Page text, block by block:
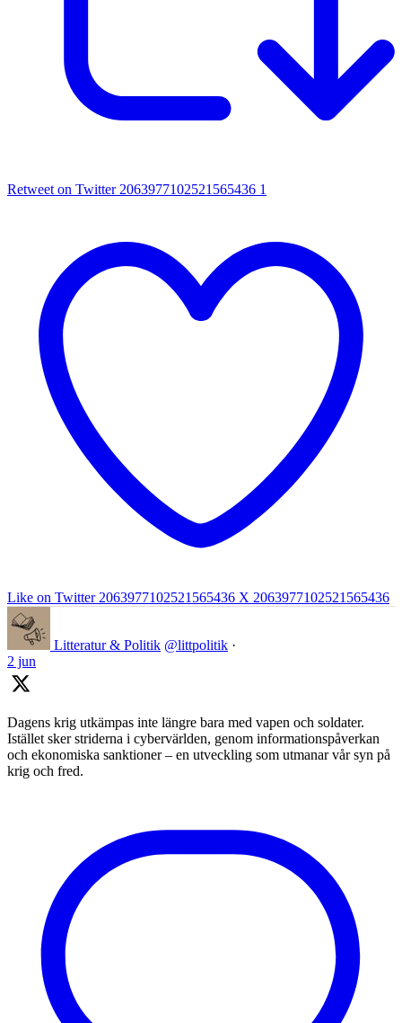
Retweet on Twitter 2063977102521565436 1
Like on Twitter 2063977102521565436 X 2063977102521565436
Litteratur & Politik @littpolitik ·
2 jun
Dagens krig utkämpas inte längre bara med vapen och soldater.
Istället sker striderna i cybervärlden, genom informationspåverkan
och ekonomiska sanktioner – en utveckling som utmanar vår syn på
krig och fred.